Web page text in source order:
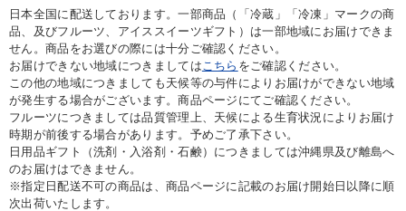
日本全国に配送しております。一部商品（「冷蔵」「冷凍」マークの商
品、及びフルーツ、アイススイーツギフト）は一部地域にお届けできま
せん。商品をお選びの際には十分ご確認ください。
お届けできない地域につきましては こちら をご確認ください。
この他の地域につきましても天候等の与件によりお届けができない地域
が発生する場合がございます。商品ページにてご確認ください。
フルーツにつきましては品質管理上、天候による生育状況によりお届け
時期が前後する場合があります。予めご了承下さい。
日用品ギフト（洗剤・入浴剤・石鹸）につきましては沖縄県及び離島へ
のお届けはできません。
※指定日配送不可の商品は、商品ページに記載のお届け開始日以降に順
次出荷いたします。